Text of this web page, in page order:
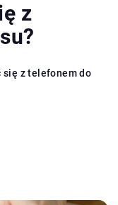
z
się z telefonem do